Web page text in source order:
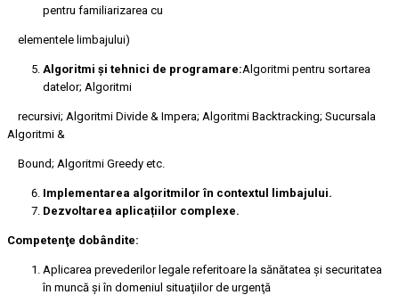
pentru familiarizarea cu
elementele limbajului)
Algoritmi și tehnici de programare:Algoritmi pentru sortarea
datelor; Algoritmi
recursivi; Algoritmi Divide & Impera; Algoritmi Backtracking; Sucursala
Algoritmi &
Bound; Algoritmi Greedy etc.
Implementarea algoritmilor în contextul limbajului.
Dezvoltarea aplicațiilor complexe.
Competenţe dobândite:
Aplicarea prevederilor legale referitoare la sănătatea şi securitatea
în muncă şi în domeniul situaţiilor de urgenţă